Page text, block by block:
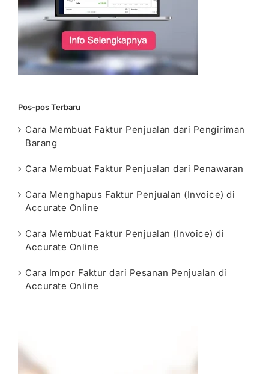
Pos-pos Terbaru
Cara Membuat Faktur Penjualan dari Pengiriman
Barang
Cara Membuat Faktur Penjualan dari Penawaran
Cara Menghapus Faktur Penjualan (Invoice) di
Accurate Online
Cara Membuat Faktur Penjualan (Invoice) di
Accurate Online
Cara Impor Faktur dari Pesanan Penjualan di
Accurate Online